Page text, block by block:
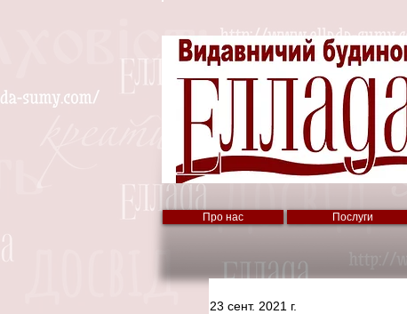
Про нас Послуги
23 сент. 2021 г.